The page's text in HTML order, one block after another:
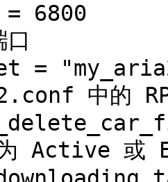
=
=
中的
为 Active 或